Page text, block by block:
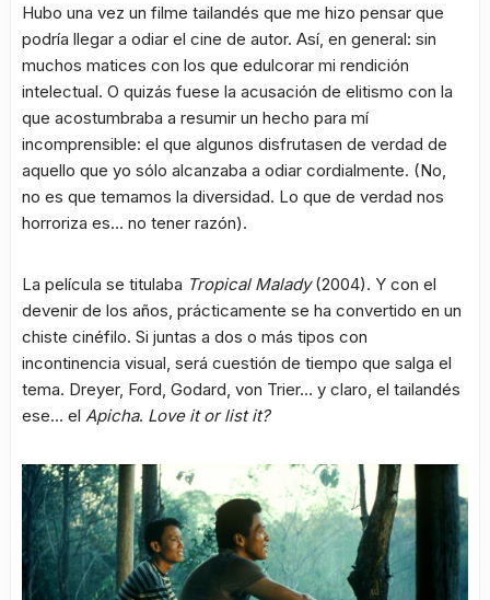
Hubo una vez un filme tailandés que me hizo pensar que
podría llegar a odiar el cine de autor. Así, en general: sin
muchos matices con los que edulcorar mi rendición
intelectual. O quizás fuese la acusación de elitismo con la
que acostumbraba a resumir un hecho para mí
incomprensible: el que algunos disfrutasen de verdad de
aquello que yo sólo alcanzaba a odiar cordialmente. (No,
no es que temamos la diversidad. Lo que de verdad nos
horroriza es… no tener razón).
La película se titulaba Tropical Malady(2004). Y con el
devenir de los años, prácticamente se ha convertido en un
chiste cinéfilo. Si juntas a dos o más tipos con
incontinencia visual, será cuestión de tiempo que salga el
tema. Dreyer, Ford, Godard, von Trier… y claro, el tailandés
ese… el Apicha. Love it or list it?